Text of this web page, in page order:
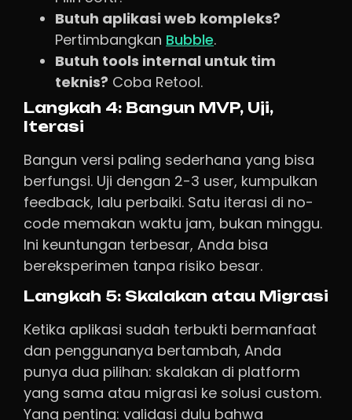
Butuh aplikasi web kompleks?
Pertimbangkan Bubble.
Butuh tools internal untuk tim
teknis? Coba Retool.
Langkah 4: Bangun MVP, Uji,
Iterasi
Bangun versi paling sederhana yang bisa
berfungsi. Uji dengan 2-3 user, kumpulkan
feedback, lalu perbaiki. Satu iterasi di no-
code memakan waktu jam, bukan minggu.
Ini keuntungan terbesar, Anda bisa
bereksperimen tanpa risiko besar.
Langkah 5: Skalakan atau Migrasi
Ketika aplikasi sudah terbukti bermanfaat
dan penggunanya bertambah, Anda
punya dua pilihan: skalakan di platform
yang sama atau migrasi ke solusi custom.
Yang penting: validasi dulu bahwa